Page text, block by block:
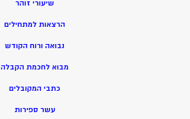
שיעורי זוהר
הרצאות למתחילים
נבואה ורוח הקודש
מבוא לחכמת הקבלה
כתבי המקובלים
עשר ספירות